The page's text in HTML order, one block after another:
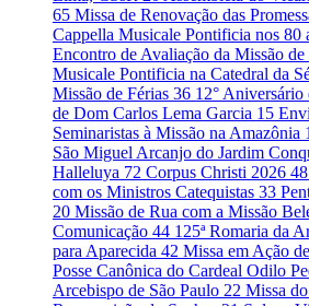
65 Missa de Renovação das
Cappella Musicale Pontificia nos 80
Encontro de Avaliação da Missão de
Musicale Pontificia na Catedral da
Missão de Férias 36 12° Aniversário
de Dom Carlos Lema Garcia 15
Seminaristas à Missão na Amazônia
São Miguel Arcanjo do Jardim
Halleluya 72 Corpus Christi 2026 48
com os Ministros Catequistas 33
20 Missão de Rua com a Missão
Comunicação 44 125ª Romaria da
para Aparecida 42 Missa em Ação
Posse Canônica do Cardeal Odilo
Arcebispo de São Paulo 22 Missa